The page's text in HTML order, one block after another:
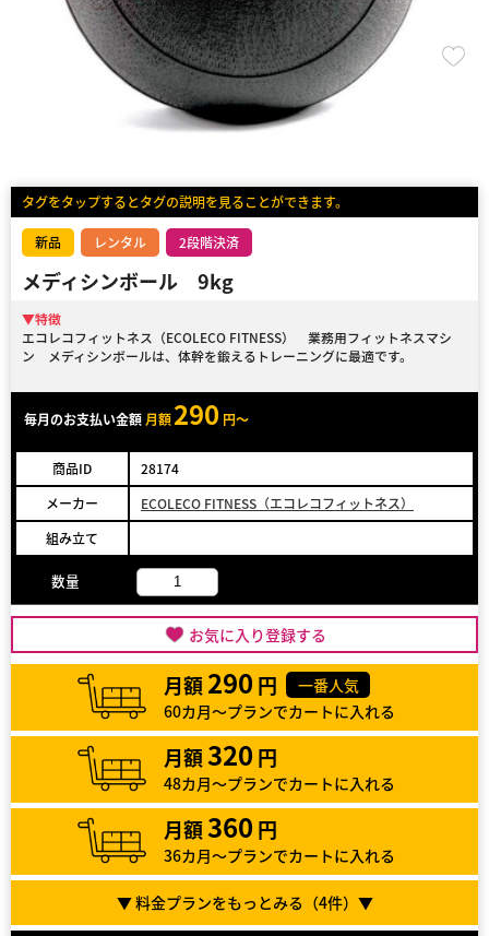
タグをタップするとタグの説明を見ることができます。
新品 レンタル 2段階決済
メディシンボール 9kg
▼特徴
エコレコフィットネス（ECOLECO FITNESS） 業務用フィットネスマシ
ン メディシンボールは、体幹を鍛えるトレーニングに最適です。
毎月のお支払い金額 月額290 円～
商品ID
28174
メーカー
ECOLECO FITNESS（エコレコフィットネス）
組み立て
数量
お気に入り登録する
月額 290 円
一番人気
60カ月～プランでカートに入れる
月額320 円
48カ月～プランでカートに入れる
月額360 円
36カ月～プランでカートに入れる
▼ 料金プランをもっとみる（4件）▼